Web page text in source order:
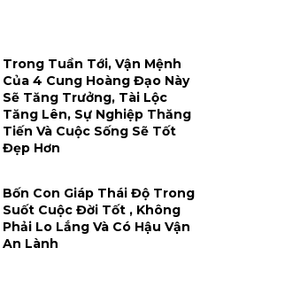
Trong Tuần Tới, Vận Mệnh
Của 4 Cung Hoàng Đạo Này
Sẽ Tăng Trưởng, Tài Lộc
Tăng Lên, Sự Nghiệp Thăng
Tiến Và Cuộc Sống Sẽ Tốt
Đẹp Hơn
Bốn Con Giáp Thái Độ Trong
Suốt Cuộc Đời Tốt , Không
Phải Lo Lắng Và Có Hậu Vận
An Lành